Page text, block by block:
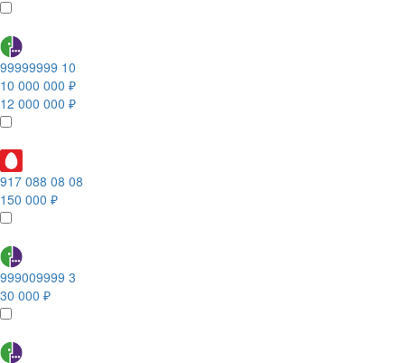
99999999 10
10 000 000 ₽
12 000 000 ₽
917 088 08 08
150 000 ₽
999009999 3
30 000 ₽